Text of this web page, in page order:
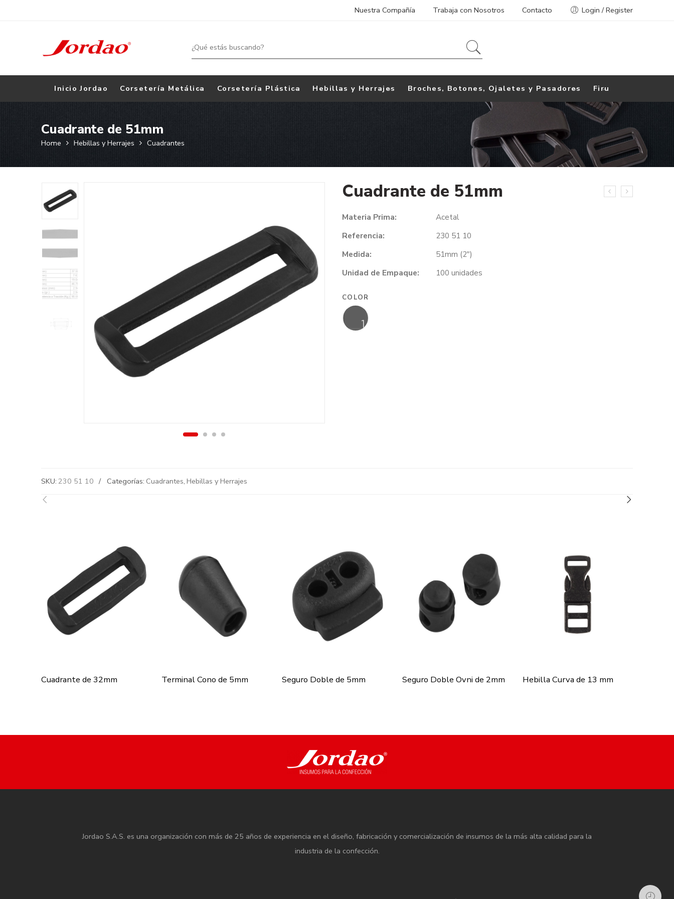
Nuestra Compañía Trabaja con Nosotros Contacto Login / Register
Inicio Jordao Corsetería Metálica Corsetería Plástica Hebillas y Herrajes Broches, Botones, Ojaletes y Pasadores Firu
Cuadrante de 51mm
Home Hebillas y Herrajes Cuadrantes
Cuadrante de 51mm
Materia Prima:
Acetal
Referencia:
230 51 10
Medida:
51mm (2″)
Unidad de Empaque:
100 unidades
COLOR
SKU: 230 51 10 Categorías: Cuadrantes, Hebillas y Herrajes
Cuadrante de 32mm Terminal Cono de 5mm Seguro Doble de 5mm Seguro Doble Ovni de 2mm Hebilla Curva de 13 mm
Jordao S.A.S. es una organización con más de 25 años de experiencia en el diseño, fabricación y comercialización de insumos de la más alta calidad para la
industria de la confección.